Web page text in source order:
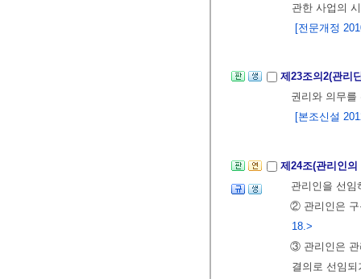
관한 사업의
[전문개정
제23조의2(관리
권리와 의무
[본조신설
제24조(관리인
관리인을 선
② 관리인은 구
18.>
③ 관리인은 관
결의로 선임